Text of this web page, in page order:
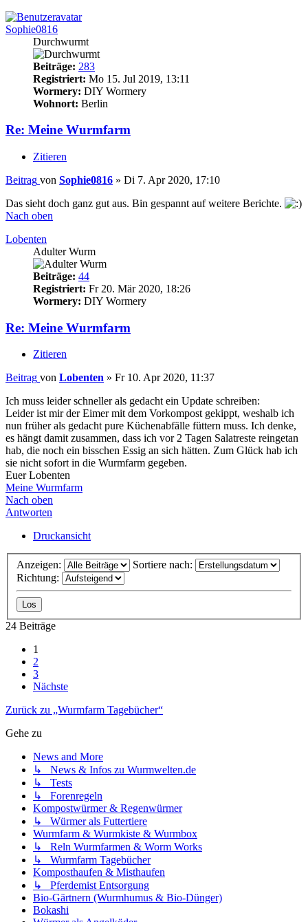
Sophie0816
Durchwurmt
Beiträge: 283
Registriert: Mo 15. Jul 2019, 13:11
Wormery: DIY Wormery
Wohnort: Berlin
Re: Meine Wurmfarm
Zitieren
Beitrag von Sophie0816 » Di 7. Apr 2020, 17:10
Das sieht doch ganz gut aus. Bin gespannt auf weitere Berichte.
Nach oben
Lobenten
Adulter Wurm
Beiträge: 44
Registriert: Fr 20. Mär 2020, 18:26
Wormery: DIY Wormery
Re: Meine Wurmfarm
Zitieren
Beitrag von Lobenten » Fr 10. Apr 2020, 11:37
Ich muss leider schneller als gedacht ein Update schreiben:
Leider ist mir der Eimer mit dem Vorkompost gekippt, weshalb ich
nun früher als gedacht pure Küchenabfälle füttern muss. Ich denke,
es hängt damit zusammen, dass ich vor 2 Tagen Salatreste reingetan
hab, die noch ein bisschen Essig an sich hätten. Zum Glück hab ich
sie nicht sofort in die Wurmfarm gegeben.
Euer Lobenten
Meine Wurmfarm
Nach oben
Antworten
Druckansicht
Anzeigen:
Sortiere nach:
Richtung:
24 Beiträge
1
2
3
Nächste
Zurück zu „Wurmfarm Tagebücher“
Gehe zu
News and More
↳ News & Infos zu Wurmwelten.de
↳ Tests
↳ Forenregeln
Kompostwürmer & Regenwürmer
↳ Würmer als Futtertiere
Wurmfarm & Wurmkiste & Wurmbox
↳ Reln Wurmfarmen & Worm Works
↳ Wurmfarm Tagebücher
Komposthaufen & Misthaufen
↳ Pferdemist Entsorgung
Bio-Gärtnern (Wurmhumus & Bio-Dünger)
Bokashi